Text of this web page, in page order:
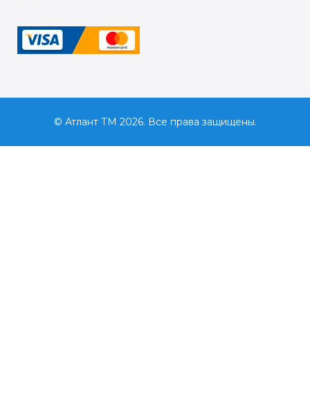
© Атлант ТМ 2026. Все права защищены.